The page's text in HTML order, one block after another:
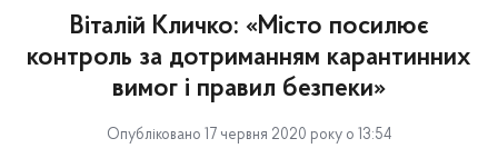
Віталій Кличко: «Місто посилює
контроль за дотриманням карантинних
вимог і правил безпеки»
Опубліковано 17 червня 2020 року о 13:54